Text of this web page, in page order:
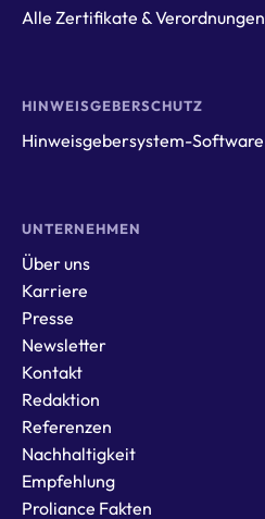
Alle Zertifikate & Verordnungen
HINWEISGEBERSCHUTZ
Hinweisgebersystem-Software
UNTERNEHMEN
Über uns
Karriere
Presse
Newsletter
Kontakt
Redaktion
Referenzen
Nachhaltigkeit
Empfehlung
Proliance Fakten